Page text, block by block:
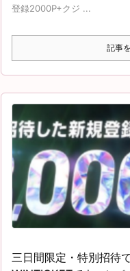
登録2000P+クジ ...
記事
三日間限定・特別招待